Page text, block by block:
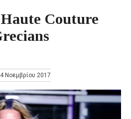
Couture
Νοεμβρίου 2017